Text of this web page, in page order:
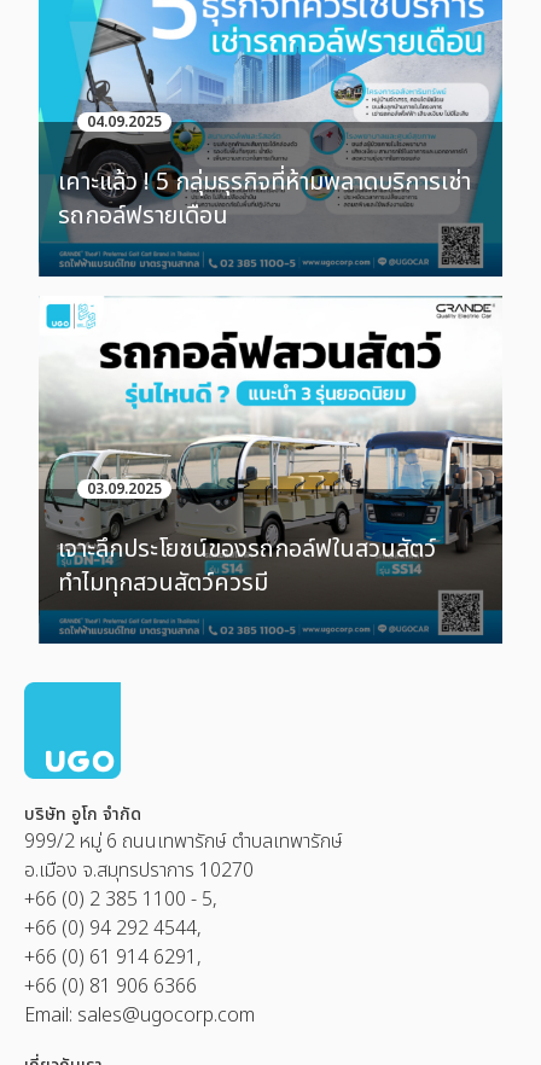
04.09.2025
เคาะแล้ว ! 5 กลุ่มธุรกิจที่ห้ามพลาดบริการเช่า
รถกอล์ฟรายเดือน
03.09.2025
เจาะลึกประโยชน์ของรถกอล์ฟในสวนสัตว์
ทำไมทุกสวนสัตว์ควรมี
บริษัท อูโก จำกัด
999/2 หมู่ 6 ถนนเทพารักษ์ ตำบลเทพารักษ์
อ.เมือง จ.สมุทรปราการ 10270
+66 (0) 2 385 1100 - 5,
+66 (0) 94 292 4544,
+66 (0) 61 914 6291,
+66 (0) 81 906 6366
Email: sales@ugocorp.com